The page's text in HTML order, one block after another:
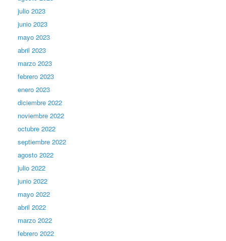
julio 2023
junio 2023
mayo 2023
abril 2023
marzo 2023
febrero 2023
enero 2023
diciembre 2022
noviembre 2022
octubre 2022
septiembre 2022
agosto 2022
julio 2022
junio 2022
mayo 2022
abril 2022
marzo 2022
febrero 2022